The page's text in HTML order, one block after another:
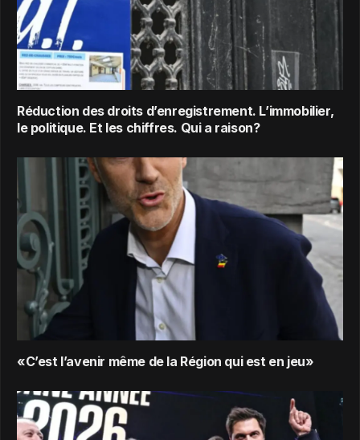
Réduction des droits d’enregistrement. L’immobilier,
le politique. Et les chiffres. Qui a raison?
«C’est l’avenir même de la Région qui est en jeu»